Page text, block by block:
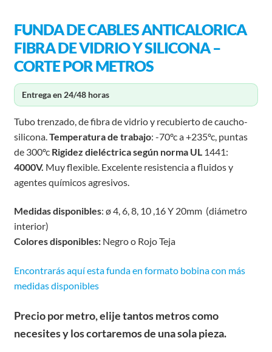
FUNDA DE CABLES ANTICALORICA
FIBRA DE VIDRIO Y SILICONA –
CORTE POR METROS
Entrega en 24/48 horas
Tubo trenzado, de fibra de vidrio y recubierto de caucho-
silicona. Temperatura de trabajo: -70ºc a +235ºc, puntas
de 300ºc Rigidez dieléctrica según norma UL 1441:
4000V. Muy flexible. Excelente resistencia a fluidos y
agentes químicos agresivos.
Medidas disponibles: ø 4, 6, 8, 10 ,16 Y 20mm (diámetro
interior)
Colores disponibles:Negro o Rojo Teja
Encontrarás aquí esta funda en formato bobina con más
medidas disponibles
Precio por metro, elije tantos metros como
necesites y los cortaremos de una sola pieza.